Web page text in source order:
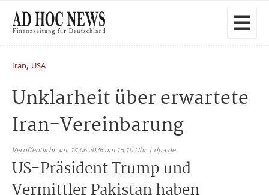
Iran, USA
Unklarheit über erwartete
Iran-Vereinbarung
Veröffentlicht am: 14.06.2026 um 15:10 Uhr | dpa.de
US-Präsident Trump und